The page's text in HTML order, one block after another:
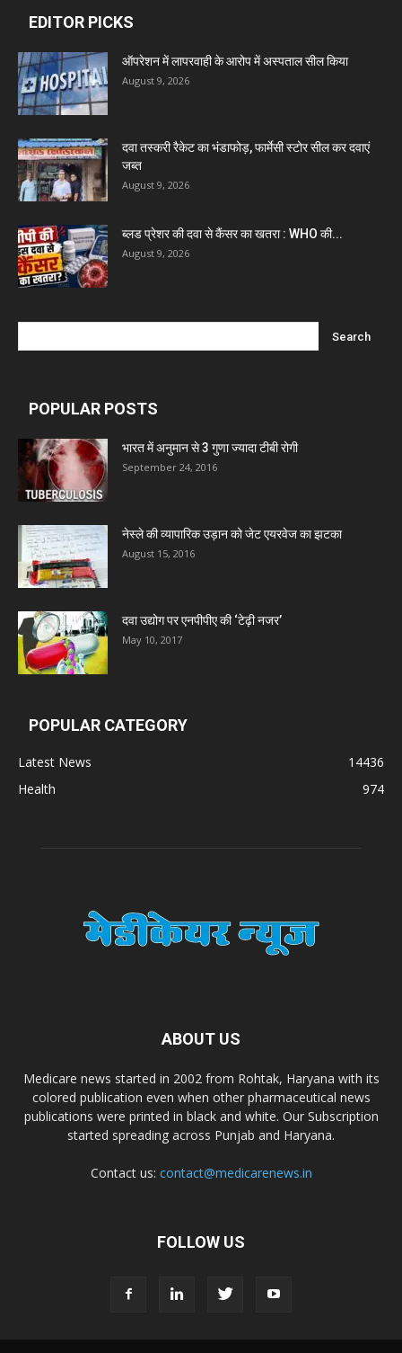
EDITOR PICKS
ऑपरेशन में लापरवाही के आरोप में अस्पताल सील किया
August 9, 2026
दवा तस्करी रैकेट का भंडाफोड़, फार्मेसी स्टोर सील कर दवाएं
जब्त
August 9, 2026
ब्लड प्रेशर की दवा से कैंसर का खतरा : WHO की...
August 9, 2026
POPULAR POSTS
भारत में अनुमान से 3 गुणा ज्यादा टीबी रोगी
September 24, 2016
नेस्ले की व्यापारिक उड़ान को जेट एयरवेज का झटका
August 15, 2016
दवा उद्योग पर एनपीपीए की ‘टेढ़ी नजर’
May 10, 2017
POPULAR CATEGORY
Latest News
14436
Health
974
ABOUT US
Medicare news started in 2002 from Rohtak, Haryana with its
colored publication even when other pharmaceutical news
publications were printed in black and white. Our Subscription
started spreading across Punjab and Haryana.
Contact us: contact@medicarenews.in
FOLLOW US